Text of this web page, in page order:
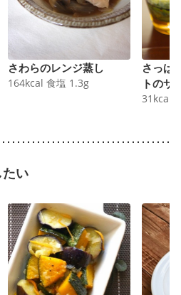
さわらのレンジ蒸し
164kcal 食塩 1.3g
さっぱ
トのサ
31 kcal
い